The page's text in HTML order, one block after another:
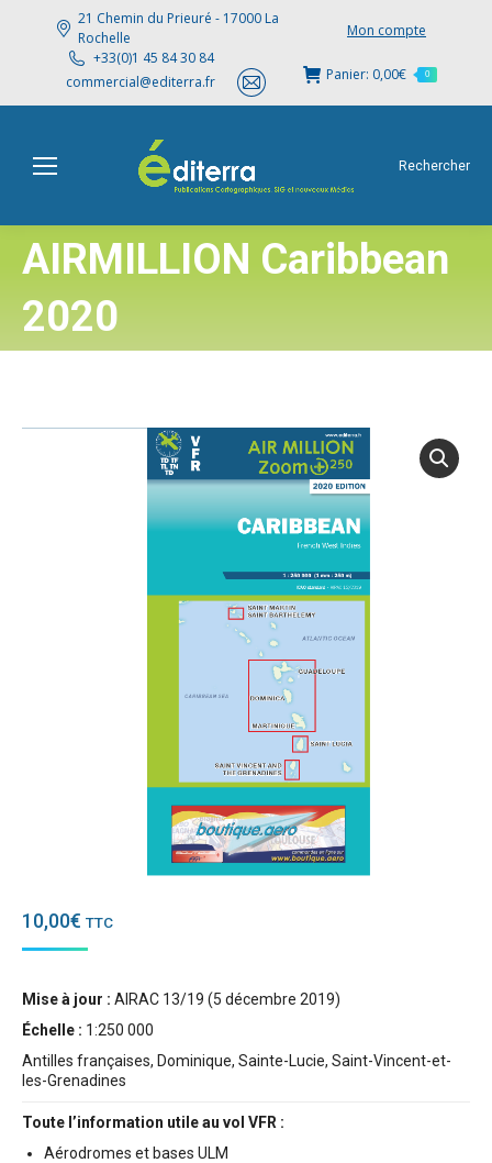
21 Chemin du Prieuré - 17000 La
Rochelle
+33(0)1 45 84 30 84
commercial@editerra.fr
Mon compte
Panier: 0,00€ 0
Rechercher
AIRMILLION Caribbean
2020
10,00€ TTC
Mise à jour : AIRAC 13/19 (5 décembre 2019)
Échelle : 1:250 000
Antilles françaises, Dominique, Sainte-Lucie, Saint-Vincent-et-
les-Grenadines
Toute l’information utile au vol VFR :
Aérodromes et bases ULM